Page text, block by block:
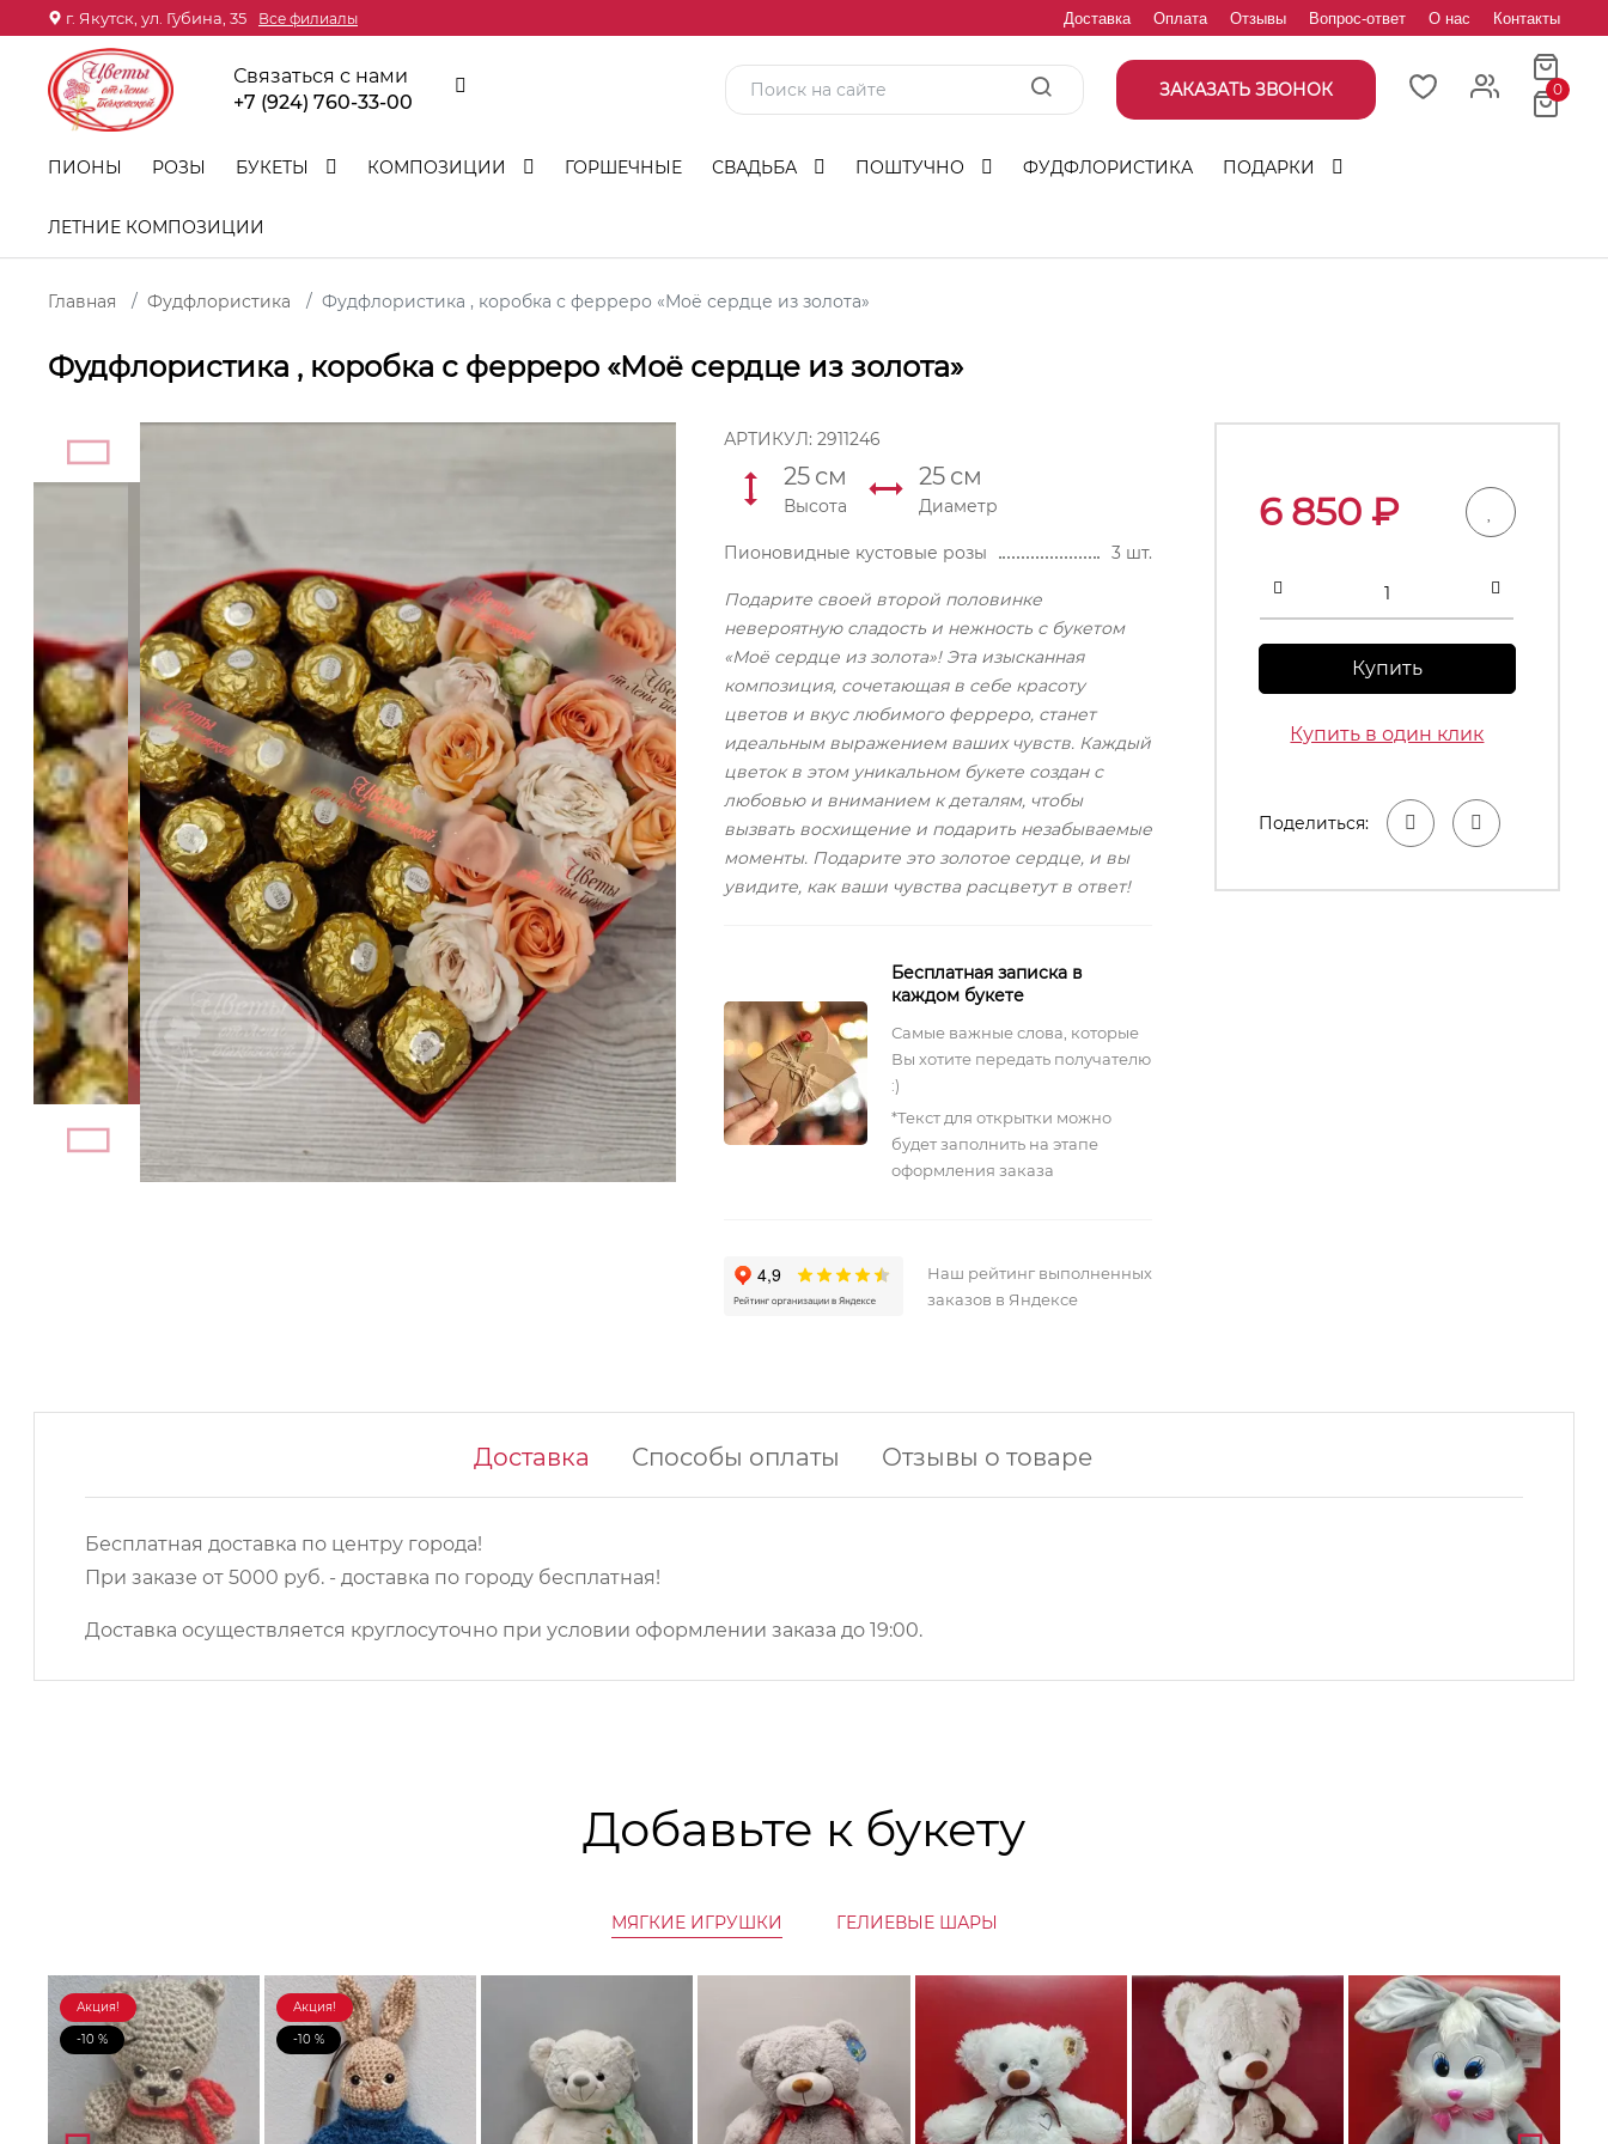
г. Якутск, ул. Губина, 35 Все филиалы Доставка Оплата Отзывы Вопрос-ответ О нас Контакты
Связаться с нами
+7 (924) 760-33-00
ЗАКАЗАТЬ ЗВОНОК 0
ПИОНЫ РОЗЫ БУКЕТЫ КОМПОЗИЦИИ ГОРШЕЧНЫЕ СВАДЬБА ПОШТУЧНО ФУДФЛОРИСТИКА ПОДАРКИ
ЛЕТНИЕ КОМПОЗИЦИИ
Главная Фудфлористика Фудфлористика , коробка с ферреро «Моё сердце из золота»
Фудфлористика , коробка с ферреро «Моё сердце из золота»
АРТИКУЛ: 2911246
25 см
Высота
25 см
Диаметр
Пионовидные кустовые розы 3 шт.
Подарите своей второй половинке
невероятную сладость и нежность с букетом
«Моё сердце из золота»! Эта изысканная
композиция, сочетающая в себе красоту
цветов и вкус любимого ферреро, станет
идеальным выражением ваших чувств. Каждый
цветок в этом уникальном букете создан с
любовью и вниманием к деталям, чтобы
вызвать восхищение и подарить незабываемые
моменты. Подарите это золотое сердце, и вы
увидите, как ваши чувства расцветут в ответ!
Бесплатная записка в
каждом букете
Самые важные слова, которые
Вы хотите передать получателю
:)
*Текст для открытки можно
будет заполнить на этапе
оформления заказа
Наш рейтинг выполненных
заказов в Яндексе
6 850₽
Купить
Купить в один клик
Поделиться:
Доставка Способы оплаты Отзывы о товаре
Бесплатная доставка по центру города!
При заказе от 5000 руб. - доставка по городу бесплатная!
Доставка осуществляется круглосуточно при условии оформлении заказа до 19:00.
Добавьте к букету
МЯГКИЕ ИГРУШКИ ГЕЛИЕВЫЕ ШАРЫ
Акция!
-10 %
Акция!
-10 %